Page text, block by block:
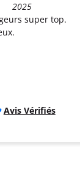
2025
super top.
Avis Vérifiés